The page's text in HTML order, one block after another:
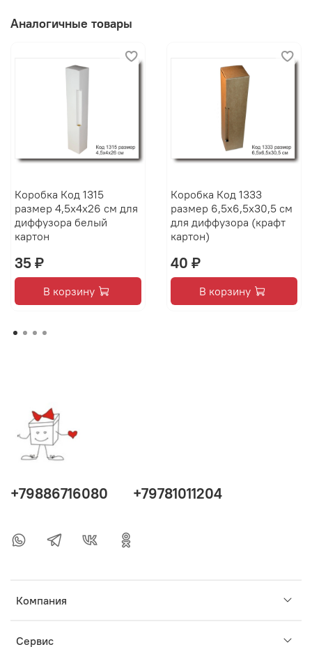
Аналогичные товары
Коробка Код 1315
размер 4,5х4х26 см для
диффузора белый
картон
35 ₽
В корзину
Коробка Код 1333
размер 6,5х6,5х30,5 см
для диффузора (крафт
картон)
40 ₽
В корзину
Компания
Сервис
+79886716080 +79781011204